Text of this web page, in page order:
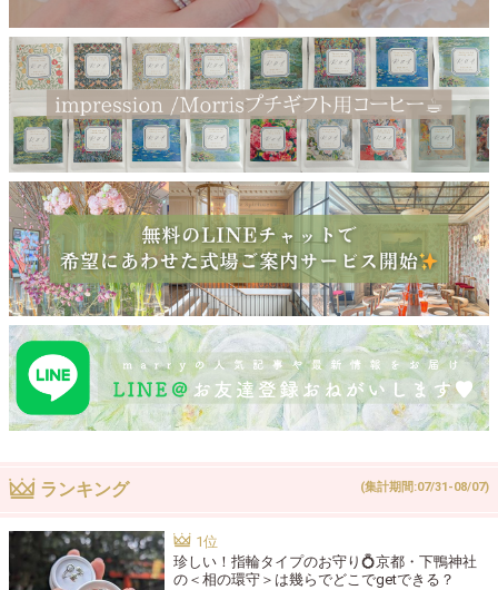
ランキング (集計期間:07/31-08/07)
珍しい！指輪タイプのお守り💍京都・下鴨神社
の＜相の環守＞は幾らでどこでgetできる？